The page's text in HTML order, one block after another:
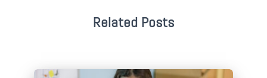
Related Posts